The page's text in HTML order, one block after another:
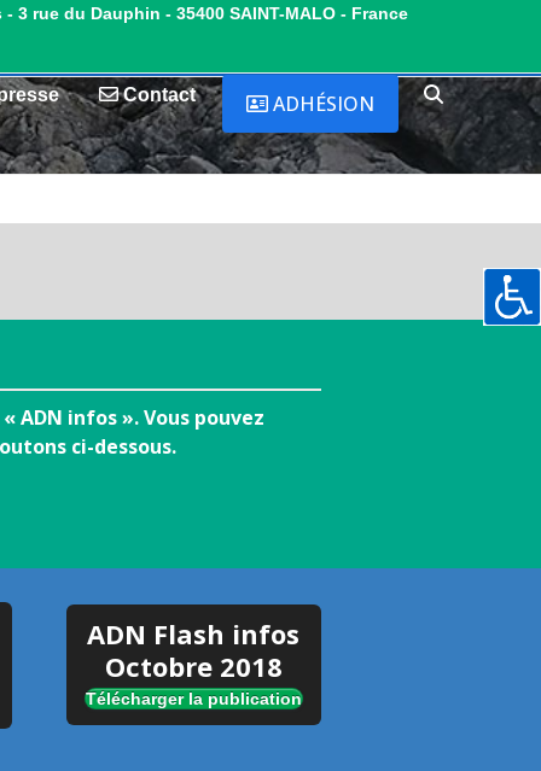
3 rue du Dauphin - 35400 SAINT-MALO - France
Contact ADHÉSION
ADN infos ». Vous pouvez
ci-dessous.
ADN Flash infos
Octobre 2018
Télécharger la publication